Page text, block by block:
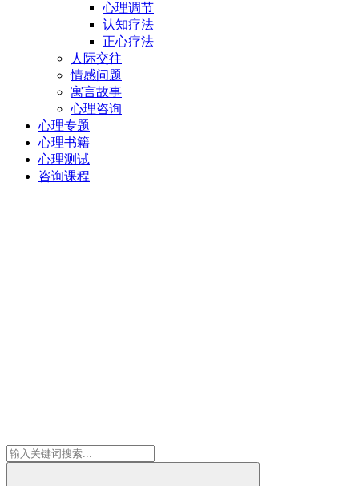
心理调节
认知疗法
正心疗法
人际交往
情感问题
寓言故事
心理咨询
心理专题
心理书籍
心理测试
咨询课程